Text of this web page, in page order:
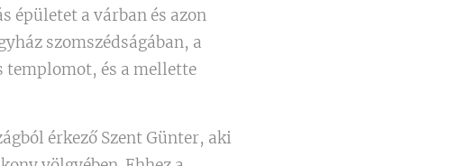
épületet a várban és azon
szomszédságában, a
templomot, és a mellette
érkező Szent Günter, aki